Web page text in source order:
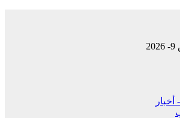
Zaylachi - أخبار